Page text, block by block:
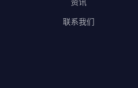
联系我们